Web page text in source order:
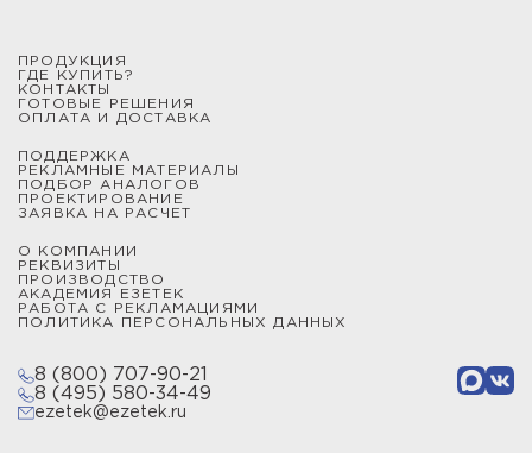
ПРОДУКЦИЯ
ГДЕ КУПИТЬ?
КОНТАКТЫ
ГОТОВЫЕ РЕШЕНИЯ
ОПЛАТА И ДОСТАВКА
ПОДДЕРЖКА
РЕКЛАМНЫЕ МАТЕРИАЛЫ
ПОДБОР АНАЛОГОВ
ПРОЕКТИРОВАНИЕ
ЗАЯВКА НА РАСЧЕТ
О КОМПАНИИ
РЕКВИЗИТЫ
ПРОИЗВОДСТВО
АКАДЕМИЯ ЕЗЕТЕК
РАБОТА С РЕКЛАМАЦИЯМИ
ПОЛИТИКА ПЕРСОНАЛЬНЫХ ДАННЫХ
8 (800) 707-90-21
8 (495) 580-34-49
ezetek@ezetek.ru